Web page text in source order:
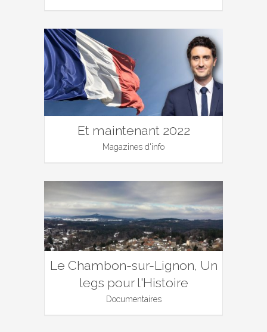
Et maintenant 2022
Magazines d'info
Le Chambon-sur-Lignon, Un
legs pour l'Histoire
Documentaires